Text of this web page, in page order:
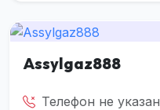
Assylgaz888
Телефон не указан